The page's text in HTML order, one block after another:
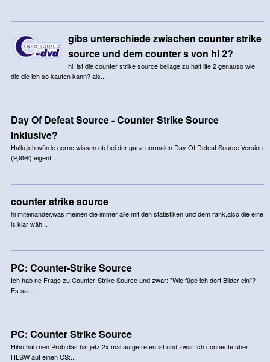
gibs unterschiede zwischen counter strike
source und dem counter s von hl 2?
hi, ist die counter strike source beilage zu half life 2 genauso wie
die die ich so kaufen kann? als...
Day Of Defeat Source - Counter Strike Source
inklusive?
Hallo,ich würde gerne wissen ob bei der ganz normalen Day Of Defeat Source Version
(9,99€) eigent...
counter strike source
hi miteinander,was meinen die immer alle mit den statistiken und dem rank,also die eine
is klar wäh...
PC: Counter-Strike Source
Ich hab ne Frage zu Counter-Strike Source und zwar: "Wie füge ich dort Bilder ein"?
Es sa...
PC: Counter Strike Source
Hiho,hab nen Prob das bis jetz 2x mal aufgetreten ist und zwar:Ich connecte über
HLSW auf einen CS:...